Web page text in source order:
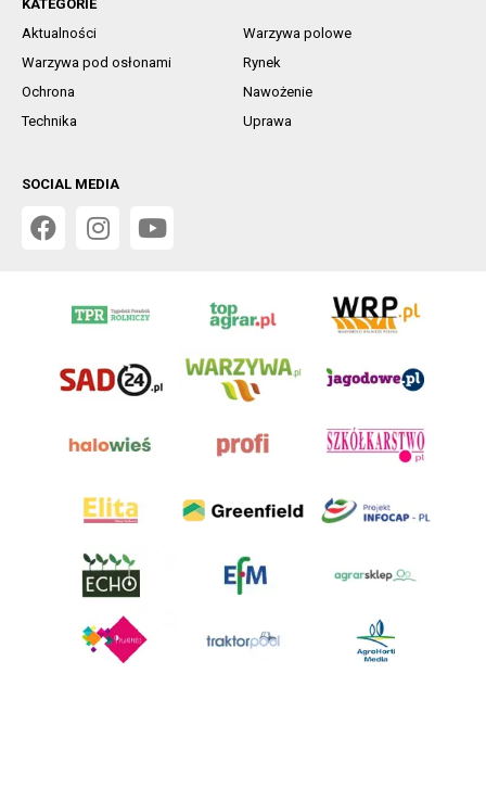
KATEGORIE
Aktualności
Warzywa polowe
Warzywa pod osłonami
Rynek
Ochrona
Nawożenie
Technika
Uprawa
SOCIAL MEDIA